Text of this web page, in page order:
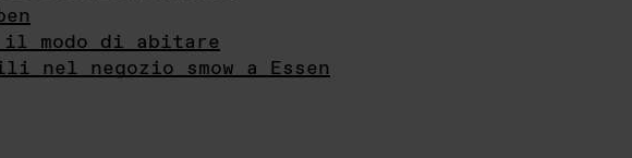
il modo di abitare
nel negozio smow a Essen